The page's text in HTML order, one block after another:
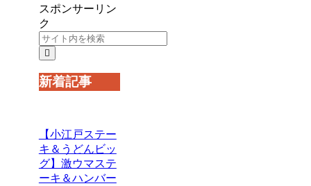
スポンサーリン
ク
新着記事
【小江戸ステー
キ＆うどんビッ
グ】激ウマステ
ーキ＆ハンバー